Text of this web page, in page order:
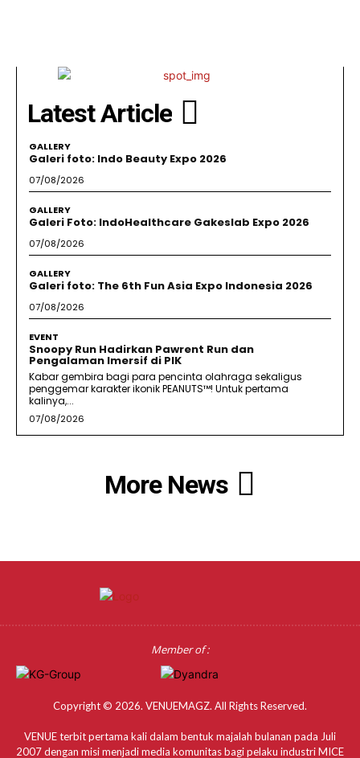
Latest Article
GALLERY
Galeri foto: Indo Beauty Expo 2026
07/08/2026
GALLERY
Galeri Foto: IndoHealthcare Gakeslab Expo 2026
07/08/2026
GALLERY
Galeri foto: The 6th Fun Asia Expo Indonesia 2026
07/08/2026
EVENT
Snoopy Run Hadirkan Pawrent Run dan
Pengalaman Imersif di PIK
Kabar gembira bagi para pencinta olahraga sekaligus
penggemar karakter ikonik PEANUTS™! Untuk pertama
kalinya,...
07/08/2026
More News
Member of :
Copyright © 2026. VENUEMAGZ. All Rights Reserved.
VENUE terbit pertama kali dalam bentuk majalah bulanan pada Juli
2007 dengan misi menjadi media komunitas bagi pelaku industri MICE